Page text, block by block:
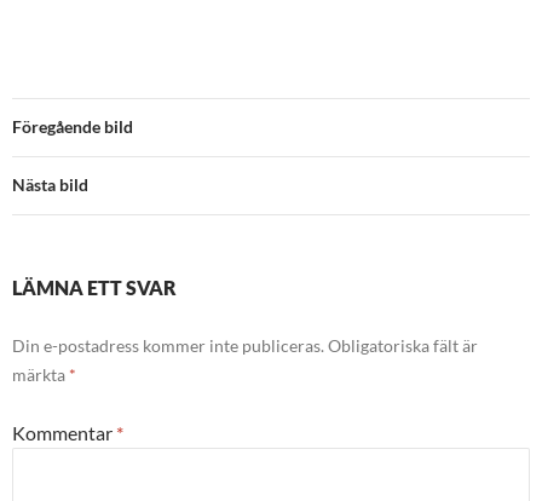
Föregående bild
Nästa bild
LÄMNA ETT SVAR
Din e-postadress kommer inte publiceras. Obligatoriska fält är
märkta *
Kommentar *